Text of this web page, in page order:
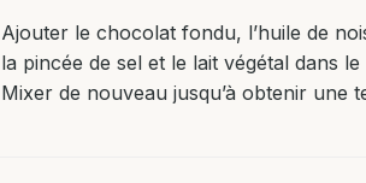
Ajouter le chocolat fondu, l’huile de
la pincée de sel et le lait végétal dans
Mixer de nouveau jusqu’à obtenir une